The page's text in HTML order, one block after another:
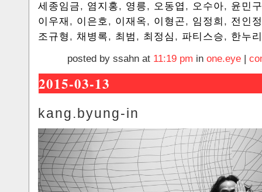
세종임금, 염지홍, 영릉, 오동엽 , 오수아, 윤민구
이우재 , 이은호, 이재옥, 이형곤, 임정희 , 전인정
조규형 , 채병록, 최범 , 최정심 , 파티스승, 한누리
posted by ssahn at 11:19 pm in one.eye
2015-03-13
kang.byung-in